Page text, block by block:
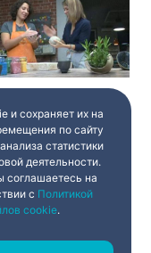
201805:00
и сохраняет их на
по сайту
статистики
деятельности.
соглашаетесь на
с Политикой
cookie.